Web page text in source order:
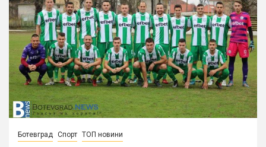
Ботевград Спорт ТОП новини